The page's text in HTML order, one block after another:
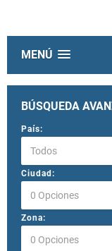
MENÚ
BÚSQUEDA
País:
Todos
Ciudad:
0 Opciones
Zona:
0 Opciones